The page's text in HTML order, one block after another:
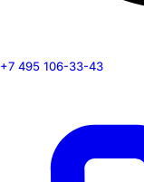
+7 495 106-33-43